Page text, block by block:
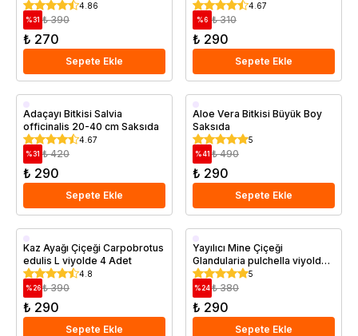
4.86
%31 ₺ 390
₺ 270
Sepete Ekle
4.67
% 6 ₺ 310
₺ 290
Sepete Ekle
Saksıda
Adaçayı Bitkisi Salvia
officinalis 20-40 cm Saksıda
4.67
%31 ₺ 420
₺ 290
Sepete Ekle
Saksıda
Aloe Vera Bitkisi Büyük Boy
Saksıda
5
%41 ₺ 490
₺ 290
Sepete Ekle
Saksıda
Kaz Ayağı Çiçeği Carpobrotus
edulis L viyolde 4 Adet
4.8
%26 ₺ 390
₺ 290
Sepete Ekle
Saksıda
Yayılıcı Mine Çiçeği
Glandularia pulchella viyolde
4 Adet
5
%24 ₺ 380
₺ 290
Sepete Ekle